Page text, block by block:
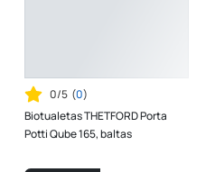
0/5 (0)
Biotualetas THETFORD Porta
Potti Qube 165, baltas